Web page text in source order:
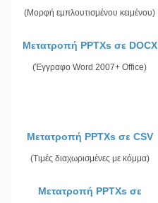
(Μορφή εμπλουτισμένου κειμένου)
Μετατροπή PPTXs σε DOCX
(Έγγραφο Word 2007+ Office)
Μετατροπή PPTXs σε CSV
(Τιμές διαχωρισμένες με κόμμα)
Μετατροπή PPTXs σε